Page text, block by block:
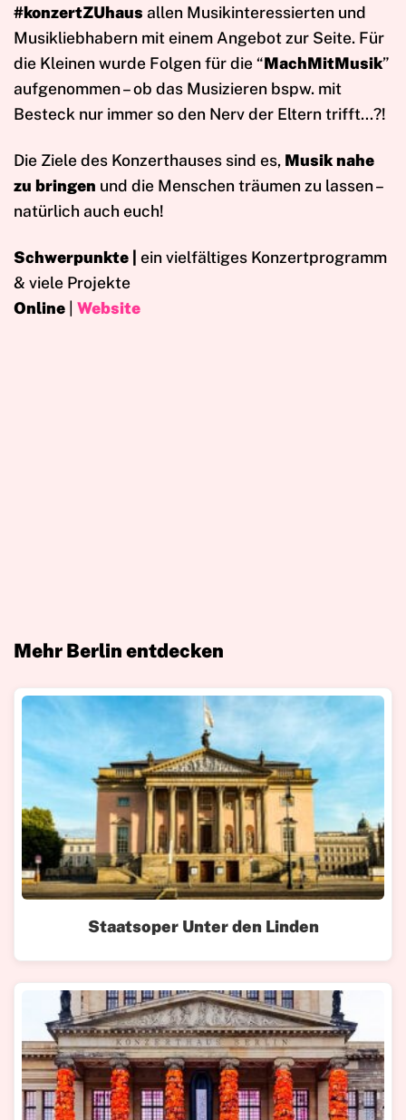
#konzertZUhaus allen Musikinteressierten und
Musikliebhabern mit einem Angebot zur Seite. Für
die Kleinen wurde Folgen für die “MachMitMusik”
aufgenommen – ob das Musizieren bspw. mit
Besteck nur immer so den Nerv der Eltern trifft…?!
Die Ziele des Konzerthauses sind es, Musik nahe
zu bringen und die Menschen träumen zu lassen –
natürlich auch euch!
Schwerpunkte | ein vielfältiges Konzertprogramm
& viele Projekte
Online | Website
Mehr Berlin entdecken
Staatsoper Unter den Linden